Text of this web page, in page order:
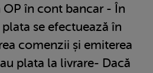
în cont bancar - În
se efectuează în
comenzii și emiterea
plata la livrare- Dacă